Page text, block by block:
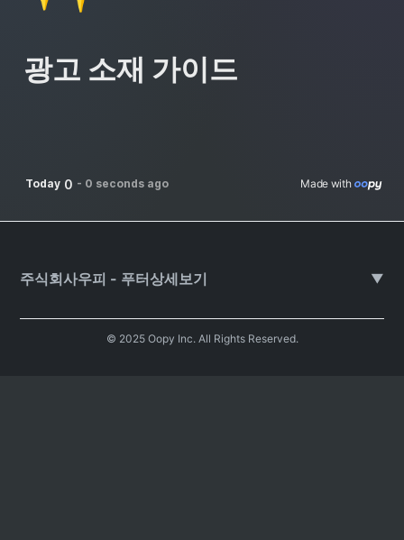
광고 소재 가이드
Today 0 - 0 seconds ago Made with
주식회사우피 - 푸터상세보기 ▼
© 2025 Oopy Inc. All Rights Reserved.